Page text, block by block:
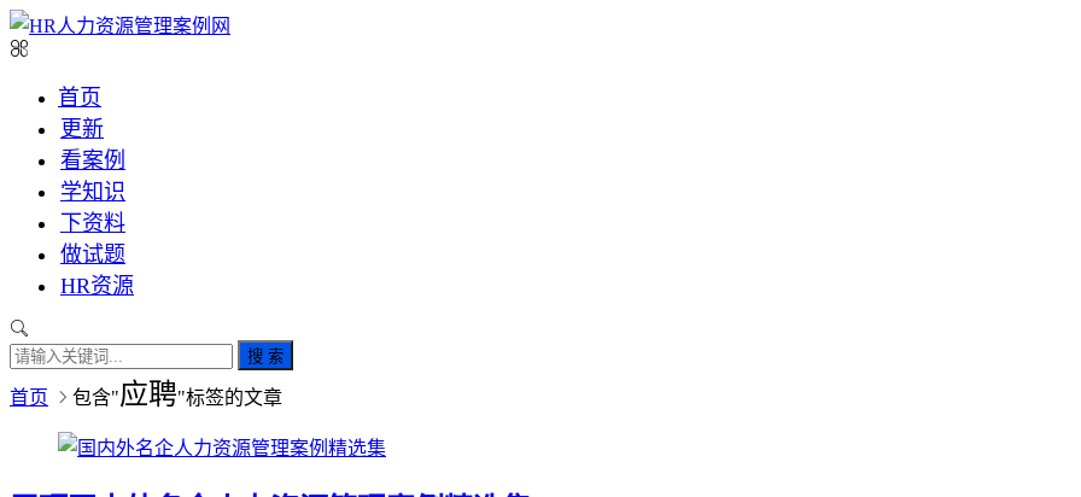
首页
更新
看案例
学知识
下资料
做试题
HR资源
搜 索
首页 包含"应聘"标签的文章